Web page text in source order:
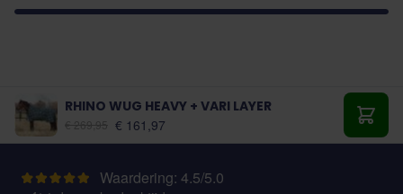
een Rhino deken op lees je in deze blog.
RHINO WUG HEAVY + VARI LAYER
Vanaf:
€ 161,97
Waardering: 4.5/5.0